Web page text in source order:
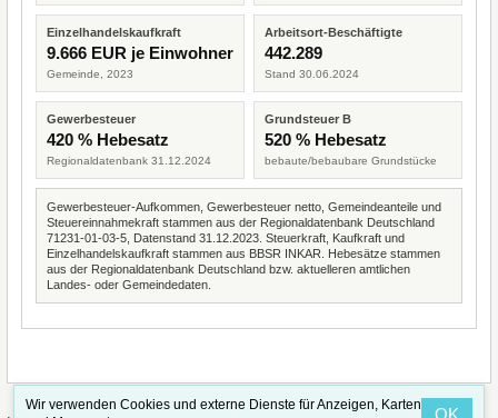
Einzelhandelskaufkraft
9.666 EUR je Einwohner
Gemeinde, 2023
Arbeitsort-Beschäftigte
442.289
Stand 30.06.2024
Gewerbesteuer
420 % Hebesatz
Regionaldatenbank 31.12.2024
Grundsteuer B
520 % Hebesatz
bebaute/bebaubare Grundstücke
Gewerbesteuer-Aufkommen, Gewerbesteuer netto, Gemeindeanteile und
Steuereinnahmekraft stammen aus der Regionaldatenbank Deutschland
71231-01-03-5, Datenstand 31.12.2023. Steuerkraft, Kaufkraft und
Einzelhandelskaufkraft stammen aus BBSR INKAR. Hebesätze stammen
aus der Regionaldatenbank Deutschland bzw. aktuelleren amtlichen
Landes- oder Gemeindedaten.
Wir verwenden Cookies und externe Dienste für Anzeigen, Karten
OK